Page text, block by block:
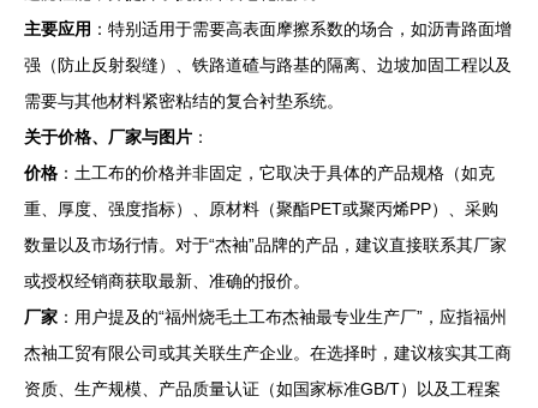
主要应用 ：特别适用于需要高表面摩擦系数的场合，如沥青路面增
强（防止反射裂缝）、铁路道碴与路基的隔离、边坡加固工程以及
需要与其他材料紧密粘结的复合衬垫系统。
关于价格、厂家与图片 ：
价格 ：土工布的价格并非固定，它取决于具体的产品规格（如克
重、厚度、强度指标）、原材料（聚酯PET或聚丙烯PP）、采购
数量以及市场行情。对于“杰袖”品牌的产品，建议直接联系其厂家
或授权经销商获取最新、准确的报价。
厂家 ：用户提及的“福州烧毛土工布杰袖最专业生产厂”，应指福州
杰袖工贸有限公司或其关联生产企业。在选择时，建议核实其工商
资质、生产规模、产品质量认证（如国家标准GB/T）以及工程案